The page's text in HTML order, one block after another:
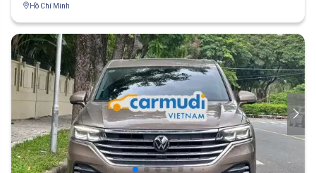
Hồ Chí Minh